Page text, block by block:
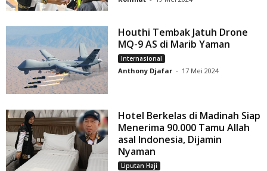
Houthi Tembak Jatuh Drone
MQ-9 AS di Marib Yaman
Internasional
Anthony Djafar - 17 Mei 2024
Hotel Berkelas di Madinah Siap
Menerima 90.000 Tamu Allah
asal Indonesia, Dijamin
Nyaman
Liputan Haji